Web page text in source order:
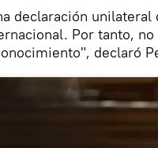
declaración
Por tanto,
declaró